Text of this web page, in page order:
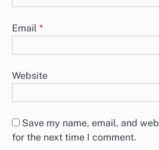
Email *
Website
Save my name, email, and
for the next time I comment.